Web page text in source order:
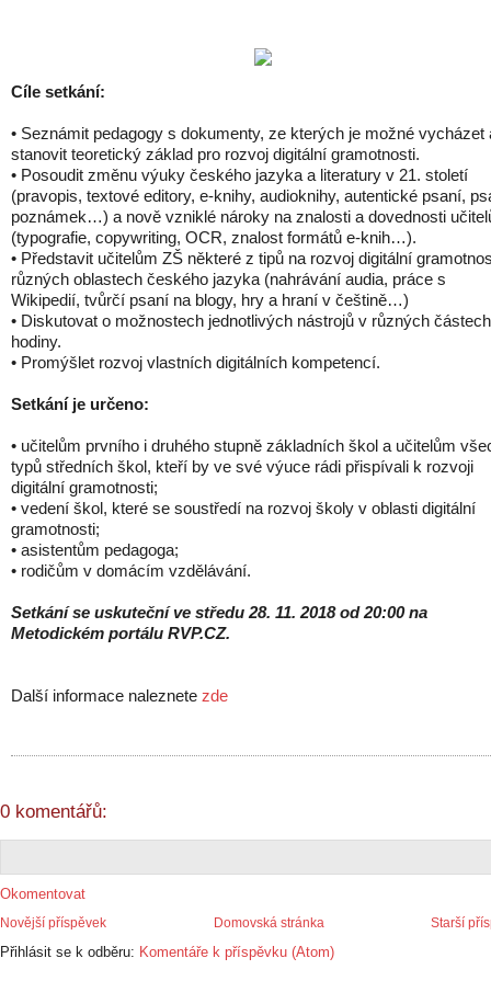
Cíle setkání:
• Seznámit pedagogy s dokumenty, ze kterých je možné vycházet
stanovit teoretický základ pro rozvoj digitální gramotnosti.
• Posoudit změnu výuky českého jazyka a literatury v 21. století
(pravopis, textové editory, e-knihy, audioknihy, autentické psaní,
poznámek…) a nově vzniklé nároky na znalosti a dovednosti
(typografie, copywriting, OCR, znalost formátů e-knih…).
• Představit učitelům ZŠ některé z tipů na rozvoj digitální
různých oblastech českého jazyka (nahrávání audia, práce s
Wikipedií, tvůrčí psaní na blogy, hry a hraní v češtině…)
• Diskutovat o možnostech jednotlivých nástrojů v různých částech
hodiny.
• Promýšlet rozvoj vlastních digitálních kompetencí.
Setkání je určeno:
• učitelům prvního i druhého stupně základních škol a učitelům
typů středních škol, kteří by ve své výuce rádi přispívali k rozvoji
digitální gramotnosti;
• vedení škol, které se soustředí na rozvoj školy v oblasti digitální
gramotnosti;
• asistentům pedagoga;
• rodičům v domácím vzdělávání.
Setkání se uskuteční ve středu 28. 11. 2018 od 20:00 na
Metodickém portálu RVP.CZ.
Další informace naleznete zde
0 komentářů:
Okomentovat
Novější příspěvek Starší
Domovská stránka
Přihlásit se k odběru: Komentáře k příspěvku (Atom)